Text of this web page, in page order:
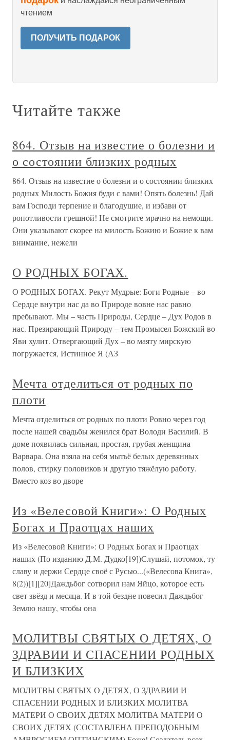
чтением
ПОЛУЧИТЬ ПОДАРОК
Читайте также
864. Отзыв на известие о болезни и
о состоянии близких родных
864. Отзыв на известие о болезни и о состоянии близких
родных Милость Божия буди с вами! Опять болезнь! Дай
вам Господи терпение и благодушие, и избави от
ропотливости грешной! Не смотрите мрачно на немощи.
Они указывают скорее на милость Божию и Божие к вам
внимание, нежели
О РОДНЫХ БОГАХ.
О РОДНЫХ БОГАХ. Рекут Мудрые: Боги Родные – во
Сердце внутри нас да во Природе вовне нас равно
пребывают. Мы – часть Природы, Сердце – Дух Родов в
нас. Презирающий Природу – тем Промысел Божский во
Яви хулит. Отвергающий Дух – во маяту мирскую
погружается, Истинное Я (АЗ
Мечта отделиться от родных по
плоти
Мечта отделиться от родных по плоти Ровно через год
после нашей свадьбы женился брат Володи Василий. В
доме появилась сильная, простая, грубая женщина
Варвара. Она взяла на себя мытьё белых деревянных
полов, стирку половиков и другую тяжёлую работу.
Вместо коз во дворе
Из «Велесовой Книги»: О Родных
Богах и Праотцах наших
Из «Велесовой Книги»: О Родных Богах и Праотцах
наших (По изданию Д.М. Дудко[19])Слушай, потомок, ту
славу и держи Сердце своё с Русью...(«Велесова Книга»,
8(2))[1][20]Даждьбог сотворил нам Яйцо, которое есть
свет звёзд и месяца. И в той бездне повесил Даждьбог
Землю нашу, чтобы она
МОЛИТВЫ СВЯТЫХ О ДЕТЯХ, О
ЗДРАВИИ И СПАСЕНИИ РОДНЫХ
И БЛИЗКИХ
МОЛИТВЫ СВЯТЫХ О ДЕТЯХ, О ЗДРАВИИ И
СПАСЕНИИ РОДНЫХ И БЛИЗКИХ МОЛИТВА
МАТЕРИ О СВОИХ ДЕТЯХ МОЛИТВА МАТЕРИ О
СВОИХ ДЕТЯХ (СОСТАВЛЕНА ПРЕПОДОБНЫМ